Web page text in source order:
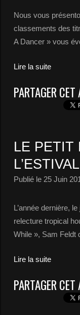
Nous vous
classements des
A Dancer » vous
Lire la suite
PARTAGER
LE PETIT
Publié le 25 Juin
L’année dernière,
relecture tropical
While », Sam Feldt
Lire la suite
PARTAGER